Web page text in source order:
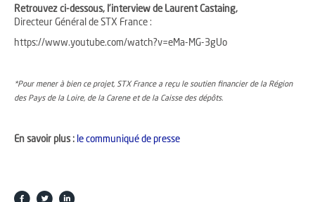
Retrouvez ci-dessous, l’interview de Laurent Castaing,
Directeur Général de STX France :
https://www.youtube.com/watch?v=eMa-MG-3gUo
*Pour mener à bien ce projet, STX France a reçu le soutien financier de la Région
des Pays de la Loire, de la Carene et de la Caisse des dépôts.
En savoir plus : le communiqué de presse